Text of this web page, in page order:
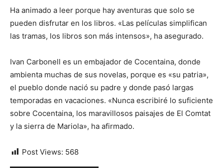
Ha animado a leer porque hay aventuras que solo se
pueden disfrutar en los libros. «Las películas simplifican
las tramas, los libros son más intensos», ha asegurado.
Ivan Carbonell es un embajador de Cocentaina, donde
ambienta muchas de sus novelas, porque es «su patria»,
el pueblo donde nació su padre y donde pasó largas
temporadas en vacaciones. «Nunca escribiré lo suficiente
sobre Cocentaina, los maravillosos paisajes de El Comtat
y la sierra de Mariola», ha afirmado.
Post Views: 568